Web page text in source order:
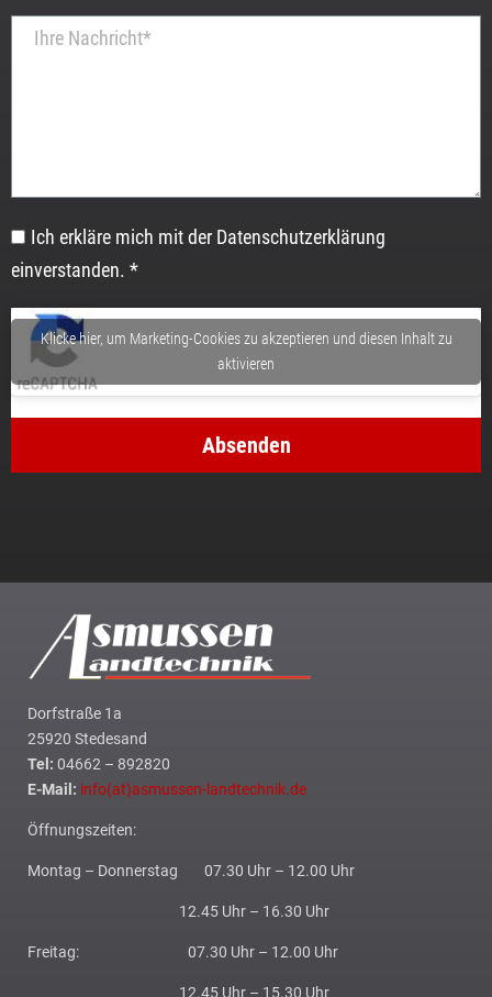
Ich erkläre mich mit der Datenschutzerklärung
einverstanden. *
Klicke hier, um Marketing-Cookies zu akzeptieren und diesen Inhalt zu
aktivieren
Absenden
Dorfstraße 1a
25920 Stedesand
Tel: 04662 – 892820
E-Mail: info(at)asmussen-landtechnik.de
Öffnungszeiten:
Montag – Donnerstag 07.30 Uhr – 12.00 Uhr
12.45 Uhr – 16.30 Uhr
Freitag: 07.30 Uhr – 12.00 Uhr
12.45 Uhr – 15.30 Uhr